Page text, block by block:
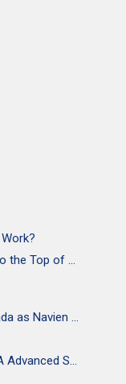
Why Can't I Put an Elbow Directly into the Top of NPE Tankless Water Heaters
Navien Now Doing Business in Canada as Navien Canada, Inc.
Navien Begins Shipping PeakFlow®A Advanced Scale Prevention System